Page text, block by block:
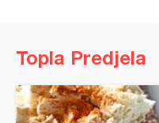
Topla Predjela